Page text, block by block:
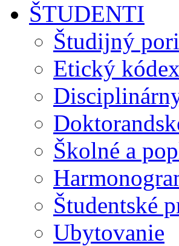
ŠTUDENTI
Študijný
Etický kódex
Školné a
Študentské
Ubytovanie